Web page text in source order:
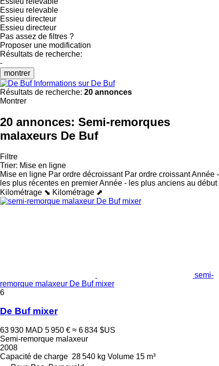
Essieu relevable
Essieu directeur
Essieu directeur
Pas assez de filtres ?
Proposer une modification
Résultats de recherche:
-
montrer
Informations sur De Buf
Résultats de recherche: 20 annonces
Montrer
20 annonces: Semi-remorques
malaxeurs De Buf
Filtre
Trier: Mise en ligne
Mise en ligne Par ordre décroissant Par ordre croissantAnnée -
les plus récentes en premierAnnée - les plus anciens au début
Kilométrage ⬊ Kilométrage ⬈
semi-
remorque malaxeur De Buf mixer
6
De Buf mixer
63 930 MAD 5 950 € ≈ 6 834 $US
Semi-remorque malaxeur
2008
Capacité de charge 28 540 kg Volume 15 m³